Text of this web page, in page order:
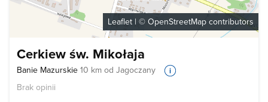
Leaflet | © OpenStreetMap contributors
Cerkiew św. Mikołaja
Banie Mazurskie 10 km od Jagoczany
Brak opinii